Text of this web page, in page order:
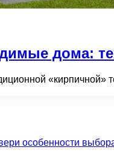
дома:
«кирпичной»
особенности